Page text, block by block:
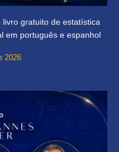
gratuito de estatística
em português e espanhol
2026